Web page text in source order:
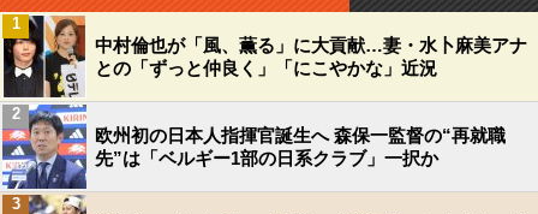
中村倫也が「風、薫る」に大貢献…妻・水卜麻美アナ
との「ずっと仲良く」「にこやかな」近況
1
欧州初の日本人指揮官誕生へ 森保一監督の“再就職
先”は「ベルギー1部の日系クラブ」一択か
2
3